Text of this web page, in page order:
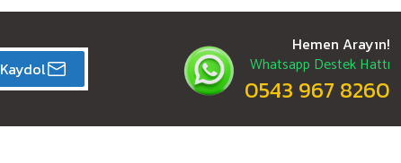
Kaydol
Hemen Arayın!
Whatsapp Destek Hattı
0543 967 8260